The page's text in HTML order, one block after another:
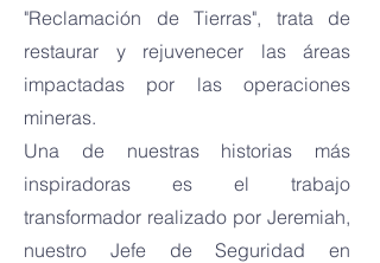
"Reclamación de Tierras", trata de
restaurar y rejuvenecer las áreas
impactadas por las operaciones
mineras.
Una de nuestras historias más
inspiradoras es el trabajo
transformador realizado por Jeremiah,
nuestro Jefe de Seguridad en